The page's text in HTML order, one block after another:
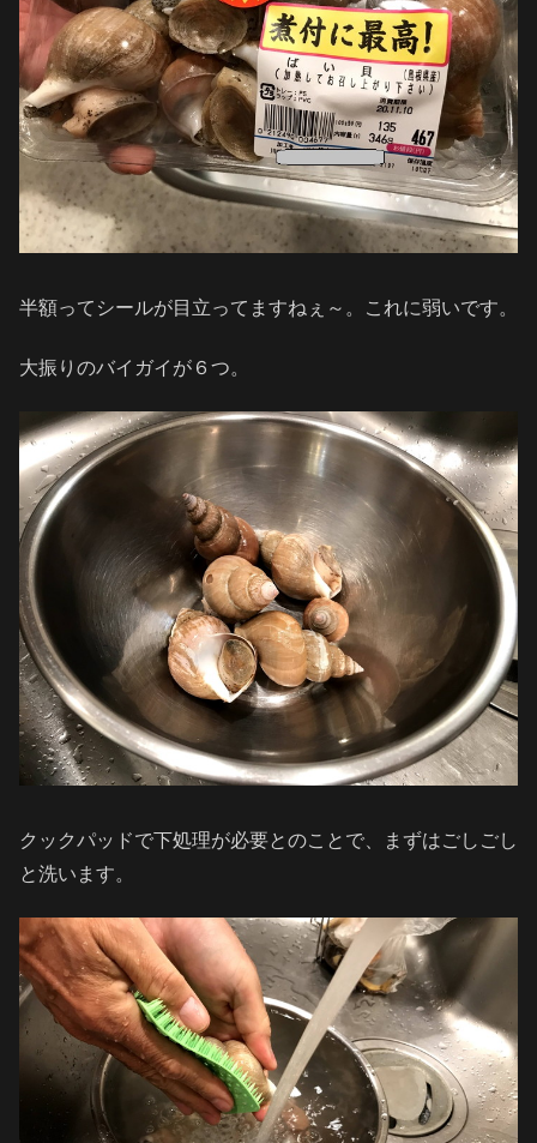
半額ってシールが目立ってますねぇ～。これに弱いです。
大振りのバイガイが６つ。
クックパッドで下処理が必要とのことで、まずはごしごし
と洗います。